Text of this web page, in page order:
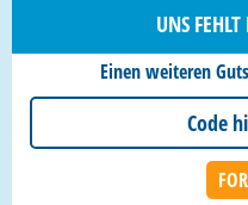
UNS
Einen weiteren